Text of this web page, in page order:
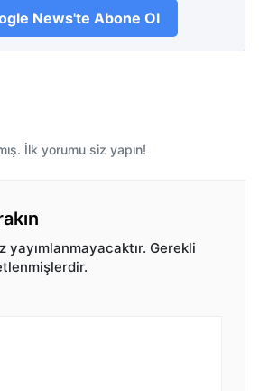
News'te Abone Ol
İlk yorumu siz yapın!
yayımlanmayacaktır. Gerekli